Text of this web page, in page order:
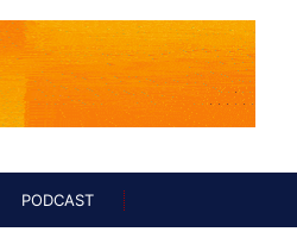
PODCAST